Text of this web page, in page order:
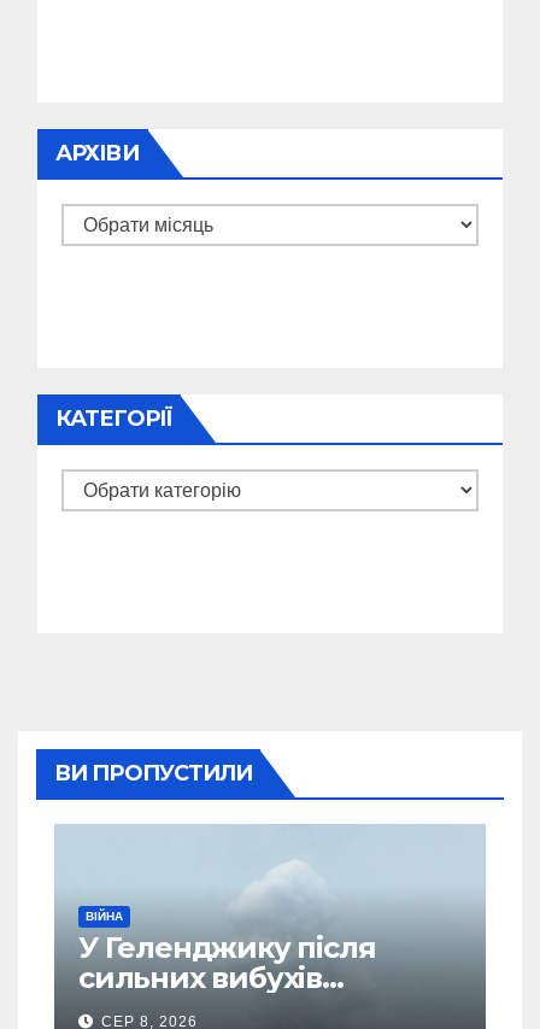
АРХІВИ
Архіви
КАТЕГОРІЇ
Категорії
ВИ ПРОПУСТИЛИ
ВІЙНА
У Геленджику після
сильних вибухів
почалася масова
СЕР 8, 2026